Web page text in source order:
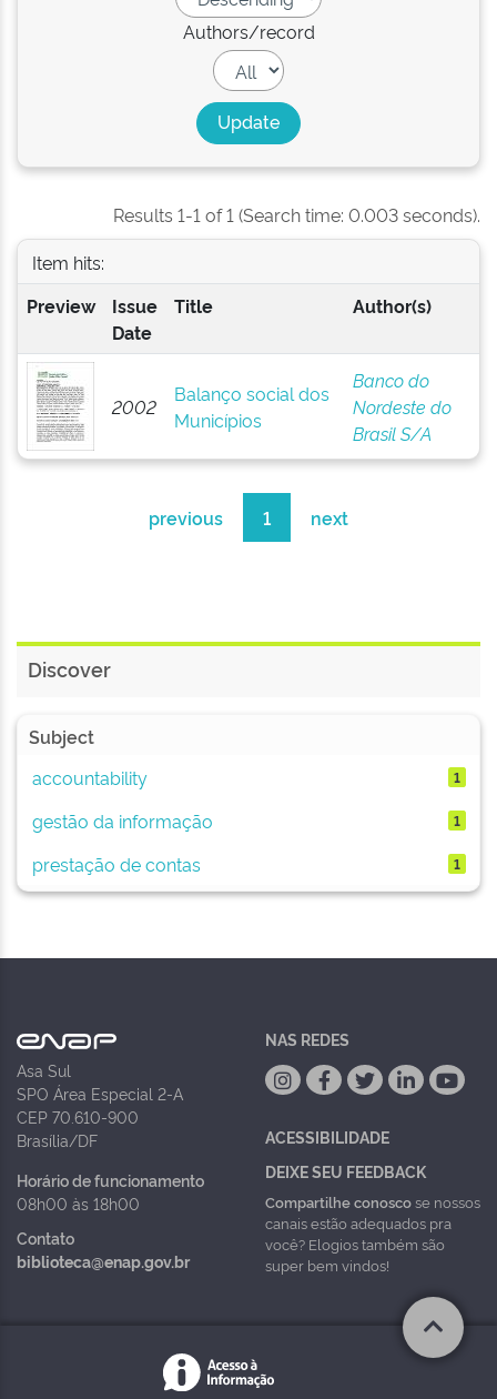
Authors/record
Results 1-1 of 1 (Search time: 0.003 seconds).
Item hits:
Preview
Issue
Date
Title Author(s)
2002
Balanço social dos
Municípios
Banco do
Nordeste do
Brasil S/A
previous 1 next
Discover
Subject
accountability
1
gestão da informação 1
prestação de contas 1
Asa Sul
SPO Área Especial 2-A
CEP 70.610-900
Brasília/DF
Horário de funcionamento
08h00 às 18h00
Contato
biblioteca@enap.gov.br
NAS REDES
ACESSIBILIDADE
DEIXE SEU FEEDBACK
Compartilhe conoscose nossos
canais estão adequados pra
você? Elogios também são
super bem vindos!